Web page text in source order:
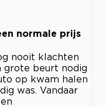
normale prijs
nooit klachten
grote beurt nodig
op kwam halen
was. Vandaar